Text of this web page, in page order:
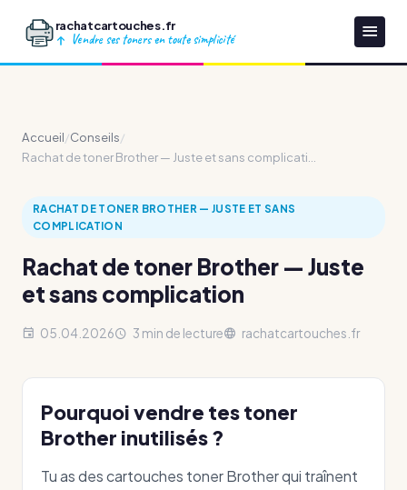
rachatcartouches.fr
Vendre ses toners en toute simplicité
Accueil/Conseils/
Rachat de toner Brother — Juste et sans complicati...
RACHAT DE TONER BROTHER — JUSTE ET SANS
COMPLICATION
Rachat de toner Brother — Juste
et sans complication
05.04.2026 3 min de lecture rachatcartouches.fr
Pourquoi vendre tes toner
Brother inutilisés ?
Tu as des cartouches toner Brother qui traînent